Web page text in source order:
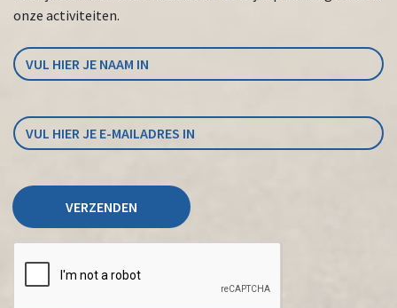
onze activiteiten.